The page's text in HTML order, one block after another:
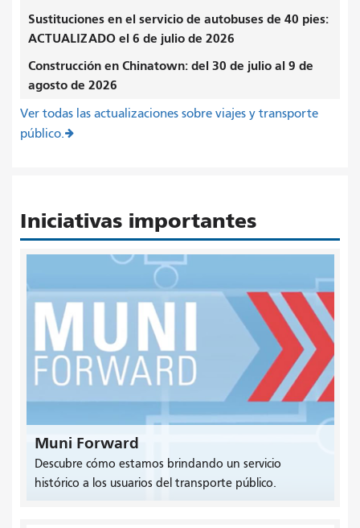
Sustituciones en el servicio de autobuses de 40 pies:
ACTUALIZADO el 6 de julio de 2026
Construcción en Chinatown: del 30 de julio al 9 de
agosto de 2026
Ver todas las actualizaciones sobre viajes y transporte
público.
Iniciativas importantes
Muni Forward
Descubre cómo estamos brindando un servicio
histórico a los usuarios del transporte público.